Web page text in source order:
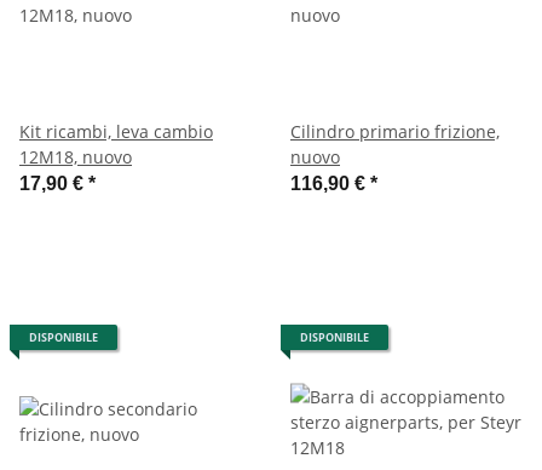
Kit ricambi, leva cambio
12M18, nuovo
17,90 € *
Cilindro primario frizione,
nuovo
116,90 € *
DISPONIBILE DISPONIBILE